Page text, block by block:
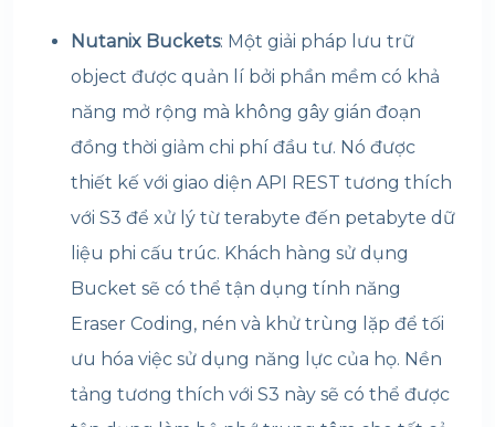
Nutanix Buckets: Một giải pháp lưu trữ
object được quản lí bởi phần mềm có khả
năng mở rộng mà không gây gián đoạn
đồng thời giảm chi phí đầu tư. Nó được
thiết kế với giao diện API REST tương thích
với S3 để xử lý từ terabyte đến petabyte dữ
liệu phi cấu trúc. Khách hàng sử dụng
Bucket sẽ có thể tận dụng tính năng
Eraser Coding, nén và khử trùng lặp để tối
ưu hóa việc sử dụng năng lực của họ. Nền
tảng tương thích với S3 này sẽ có thể được